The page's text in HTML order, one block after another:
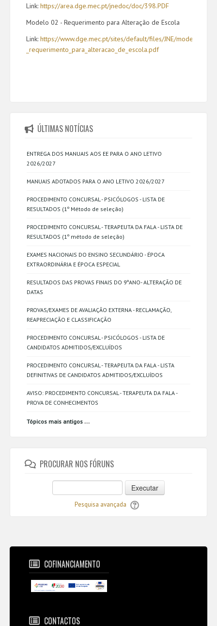
Link: https://area.dge.mec.pt/jnedoc/doc/398.PDF
Modelo 02 - Requerimento para Alteração de Escola
Link: https://www.dge.mec.pt/sites/default/files/JNE/modelo_02_-
_requerimento_para_alteracao_de_escola.pdf
ÚLTIMAS NOTÍCIAS
ENTREGA DOS MANUAIS AOS EE PARA O ANO LETIVO
2026/2027
MANUAIS ADOTADOS PARA O ANO LETIVO 2026/2027
PROCEDIMENTO CONCURSAL - PSICÓLOGOS - LISTA DE
RESULTADOS (1º Método de seleção)
PROCEDIMENTO CONCURSAL - TERAPEUTA DA FALA - LISTA DE
RESULTADOS (1º método de seleção)
EXAMES NACIONAIS DO ENSINO SECUNDÁRIO - ÉPOCA
EXTRAORDINÁRIA E ÉPOCA ESPECIAL
RESULTADOS DAS PROVAS FINAIS DO 9ºANO- ALTERAÇÃO DE
DATAS
PROVAS/EXAMES DE AVALIAÇÃO EXTERNA - RECLAMAÇÃO,
REAPRECIAÇÃO E CLASSIFICAÇÃO
PROCEDIMENTO CONCURSAL - PSICÓLOGOS - LISTA DE
CANDIDATOS ADMITIDOS/EXCLUÍDOS
PROCEDIMENTO CONCURSAL - TERAPEUTA DA FALA - LISTA
DEFINITIVAS DE CANDIDATOS ADMITIDOS/EXCLUÍDOS
AVISO: PROCEDIMENTO CONCURSAL - TERAPEUTA DA FALA -
PROVA DE CONHECIMENTOS
Tópicos mais antigos ...
PROCURAR NOS FÓRUNS
Executar
Pesquisa avançada
COFINANCIAMENTO
CONTACTOS